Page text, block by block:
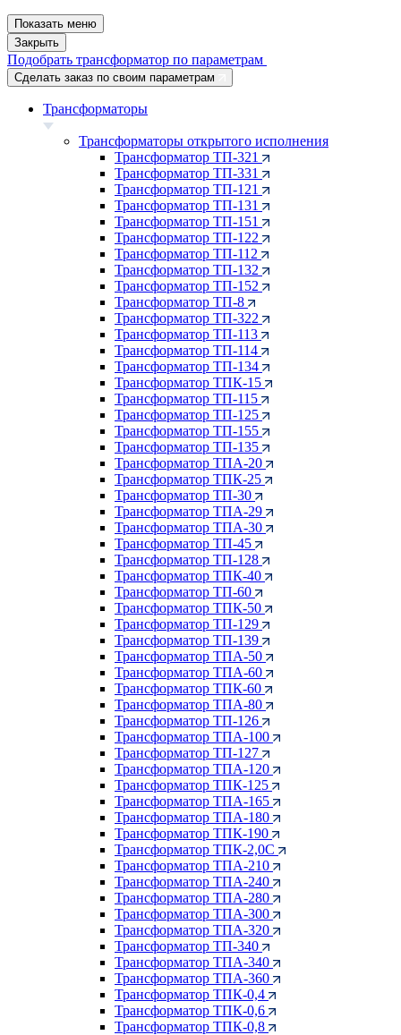
Показать меню
Закрыть
Подобрать трансформатор по параметрам
Сделать заказ по своим параметрам
Трансформаторы
Трансформаторы открытого исполнения
Трансформатор ТП-321
Трансформатор ТП-331
Трансформатор ТП-121
Трансформатор ТП-131
Трансформатор ТП-151
Трансформатор ТП-122
Трансформатор ТП-112
Трансформатор ТП-132
Трансформатор ТП-152
Трансформатор ТП-8
Трансформатор ТП-322
Трансформатор ТП-113
Трансформатор ТП-114
Трансформатор ТП-134
Трансформатор ТПК-15
Трансформатор ТП-115
Трансформатор ТП-125
Трансформатор ТП-155
Трансформатор ТП-135
Трансформатор ТПА-20
Трансформатор ТПК-25
Трансформатор ТП-30
Трансформатор ТПА-29
Трансформатор ТПА-30
Трансформатор ТП-45
Трансформатор ТП-128
Трансформатор ТПК-40
Трансформатор ТП-60
Трансформатор ТПК-50
Трансформатор ТП-129
Трансформатор ТП-139
Трансформатор ТПА-50
Трансформатор ТПА-60
Трансформатор ТПК-60
Трансформатор ТПА-80
Трансформатор ТП-126
Трансформатор ТПА-100
Трансформатор ТП-127
Трансформатор ТПА-120
Трансформатор ТПК-125
Трансформатор ТПА-165
Трансформатор ТПА-180
Трансформатор ТПК-190
Трансформатор ТПК-2,0С
Трансформатор ТПА-210
Трансформатор ТПА-240
Трансформатор ТПА-280
Трансформатор ТПА-300
Трансформатор ТПА-320
Трансформатор ТП-340
Трансформатор ТПА-340
Трансформатор ТПА-360
Трансформатор ТПК-0,4
Трансформатор ТПК-0,6
Трансформатор ТПК-0,8